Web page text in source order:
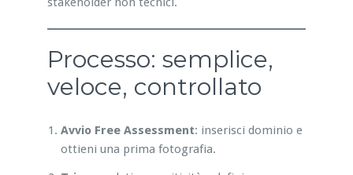
Processo: semplice,
veloce, controllato
Avvio Free Assessment: inserisci dominio e
ottieni una prima fotografia.